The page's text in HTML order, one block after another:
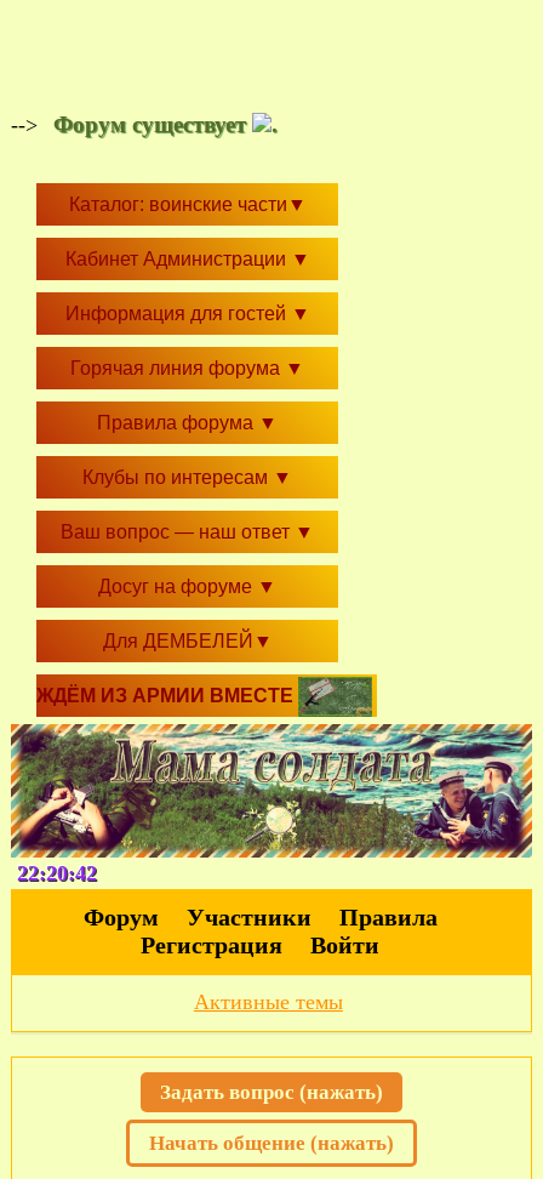
--> Форум существует .
Каталог: воинские части ▼
Кабинет Администрации ▼
Информация для гостей ▼
Горячая линия форума ▼
Правила форума ▼
Клубы по интересам ▼
Ваш вопрос — наш ответ ▼
Досуг на форуме ▼
Для ДЕМБЕЛЕЙ ▼
ЖДЁМ ИЗ АРМИИ ВМЕСТЕ
22:20:42
Форум Участники
Правила
Регистрация
Войти
Активные темы
Задать вопрос (нажать)
Начать общение (нажать)